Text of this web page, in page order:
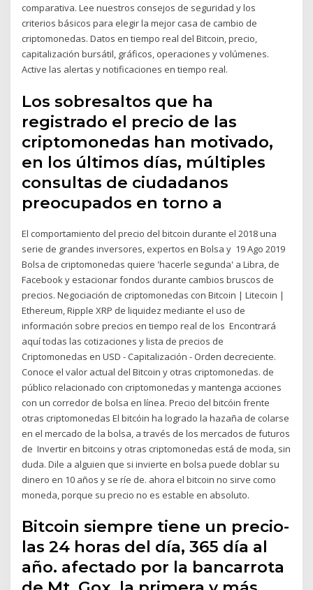
comparativa. Lee nuestros consejos de seguridad y los
criterios básicos para elegir la mejor casa de cambio de
criptomonedas. Datos en tiempo real del Bitcoin, precio,
capitalización bursátil, gráficos, operaciones y volúmenes.
Active las alertas y notificaciones en tiempo real.
Los sobresaltos que ha
registrado el precio de las
criptomonedas han motivado,
en los últimos días, múltiples
consultas de ciudadanos
preocupados en torno a
El comportamiento del precio del bitcoin durante el 2018 una
serie de grandes inversores, expertos en Bolsa y 19 Ago 2019
Bolsa de criptomonedas quiere 'hacerle segunda' a Libra, de
Facebook y estacionar fondos durante cambios bruscos de
precios. Negociación de criptomonedas con Bitcoin | Litecoin |
Ethereum, Ripple XRP de liquidez mediante el uso de
información sobre precios en tiempo real de los Encontrará
aquí todas las cotizaciones y lista de precios de
Criptomonedas en USD - Capitalización - Orden decreciente.
Conoce el valor actual del Bitcoin y otras criptomonedas. de
público relacionado con criptomonedas y mantenga acciones
con un corredor de bolsa en línea. Precio del bitcóin frente
otras criptomonedas El bitcóin ha logrado la hazaña de colarse
en el mercado de la bolsa, a través de los mercados de futuros
de Invertir en bitcoins y otras criptomonedas está de moda, sin
duda. Dile a alguien que si invierte en bolsa puede doblar su
dinero en 10 años y se ríe de. ahora el bitcoin no sirve como
moneda, porque su precio no es estable en absoluto.
Bitcoin siempre tiene un precio-
las 24 horas del día, 365 día al
año. afectado por la bancarrota